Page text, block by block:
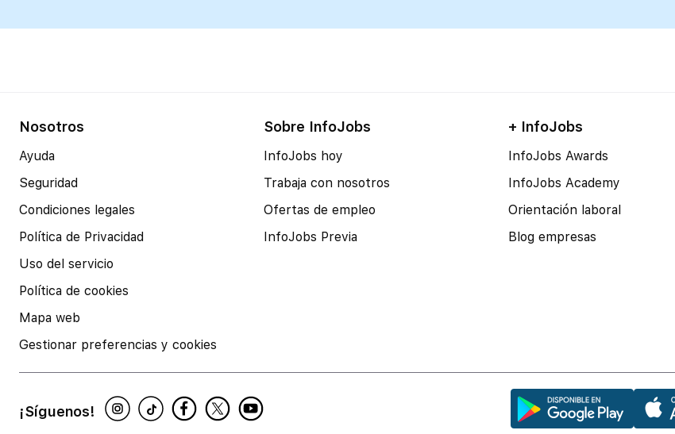
Nosotros
Ayuda
Seguridad
Condiciones legales
Política de Privacidad
Uso del servicio
Política de cookies
Mapa web
Gestionar preferencias y cookies
Sobre InfoJobs
InfoJobs hoy
Trabaja con nosotros
Ofertas de empleo
InfoJobs Previa
+ InfoJobs
InfoJobs Awards
InfoJobs Academy
Orientación laboral
Blog empresas
¡Síguenos!